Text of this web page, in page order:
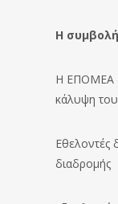
Η
Η ΕΠΟΜΕΑ
κάλυψη
Εθελοντές
διαδρομής